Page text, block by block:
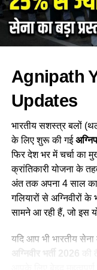
प्रह्लाद जोशी केंद्र
हैं। वे संसदीय कार्य,
क्षेत्र में वे केंद्र सरकार
उचित अपेक्षाओं का
Agnipath
Updates
भारतीय सशस्त्र बलों
के लिए शुरू की गई
फिर देश भर में चर्चा का
क्रांतिकारी योजना के
अंत तक अपना 4 साल का
गलियारों से अग्निवीरों
सामने आ रही हैं, जो इस
यदि आप भी भारतीय